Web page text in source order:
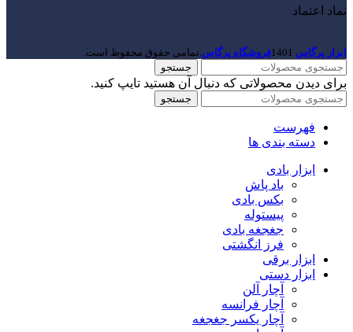
نماد اعتماد
ابزار پرگاس 1401فروشگاه پرگاس.تمامی حقوق محفوظ است.
جستجو
برای دیدن محصولاتی که دنبال آن هستید تایپ کنید.
جستجو
فهرست
دسته بندی ها
ابزار بادی
باد پاش
بکس بادی
پیستوله
جغجغه بادی
فرز انگشتی
ابزار برقی
ابزار دستی
آچار آلن
آچار فرانسه
آچار یکسر جغجغه